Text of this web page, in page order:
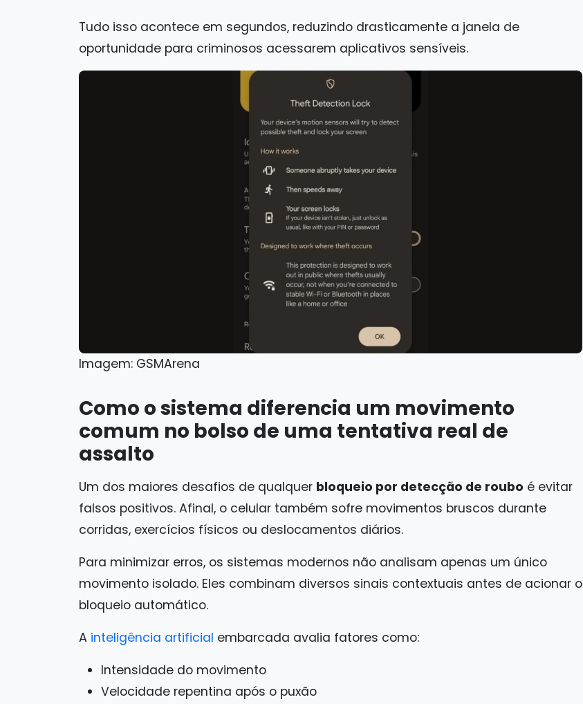
Tudo isso acontece em segundos, reduzindo drasticamente a janela de
oportunidade para criminosos acessarem aplicativos sensíveis.
Imagem: GSMArena
Como o sistema diferencia um movimento
comum no bolso de uma tentativa real de
assalto
Um dos maiores desafios de qualquer bloqueio por detecção de roubo é evitar
falsos positivos. Afinal, o celular também sofre movimentos bruscos durante
corridas, exercícios físicos ou deslocamentos diários.
Para minimizar erros, os sistemas modernos não analisam apenas um único
movimento isolado. Eles combinam diversos sinais contextuais antes de acionar o
bloqueio automático.
A inteligência artificial embarcada avalia fatores como:
Intensidade do movimento
Velocidade repentina após o puxão